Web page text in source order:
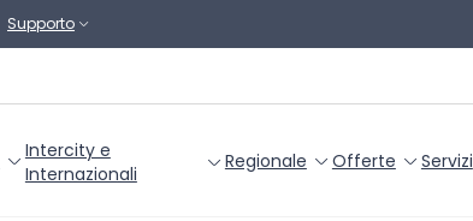
Supporto
Intercity e
Internazionali
Regionale Offerte Servizi